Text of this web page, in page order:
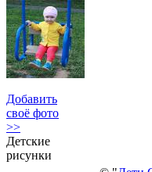
Добавить
своё фото
>>
Детские
рисунки